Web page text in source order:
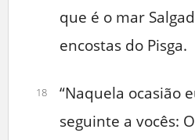
que é o mar
encostas do Pisga.
18
“Naquela ocasião
seguinte a vocês: